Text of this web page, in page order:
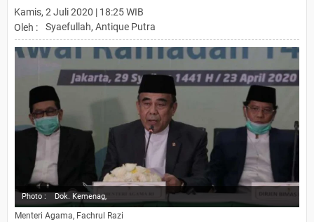
Kamis, 2 Juli 2020 | 18:25 WIB
Oleh :
Syaefullah, Antique Putra
Photo : Dok. Kemenag,
Menteri Agama, Fachrul Razi